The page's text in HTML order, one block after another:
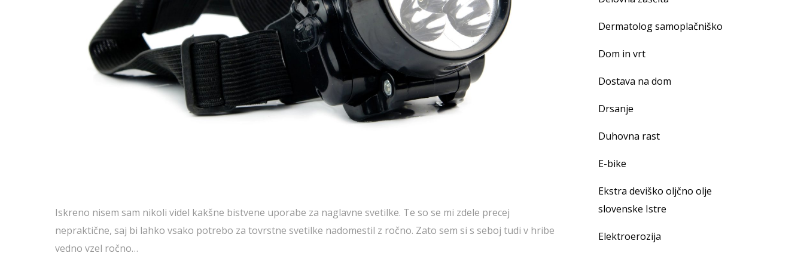
Iskreno nisem sam nikoli videl kakšne bistvene uporabe za naglavne svetilke. Te so se mi zdele precej
nepraktične, saj bi lahko vsako potrebo za tovrstne svetilke nadomestil z ročno. Zato sem si s seboj tudi v hribe
vedno vzel ročno…
Dermatolog samoplačniško
Dom in vrt
Dostava na dom
Drsanje
Duhovna rast
E-bike
Ekstra deviško oljčno olje
slovenske Istre
Elektroerozija